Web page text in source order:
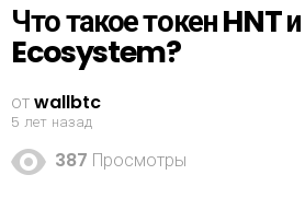
Что такое токен HNT
Ecosystem?
отwallbtc
5 лет назад
387 Просмотры